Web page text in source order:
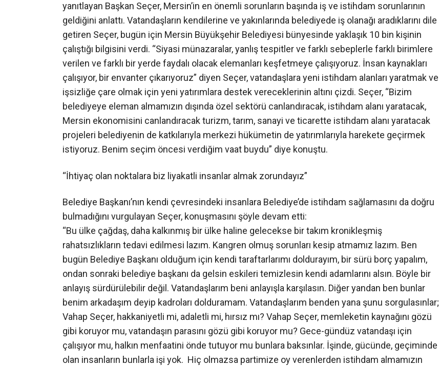
yanıtlayan Başkan Seçer, Mersin’in en önemli sorunların başında iş ve istihdam sorunlarının
geldiğini anlattı. Vatandaşların kendilerine ve yakınlarında belediyede iş olanağı aradıklarını dile
getiren Seçer, bugün için Mersin Büyükşehir Belediyesi bünyesinde yaklaşık 10 bin kişinin
çalıştığı bilgisini verdi. “Siyasi münazaralar, yanlış tespitler ve farklı sebeplerle farklı birimlere
verilen ve farklı bir yerde faydalı olacak elemanları keşfetmeye çalışıyoruz. İnsan kaynakları
çalışıyor, bir envanter çıkarıyoruz” diyen Seçer, vatandaşlara yeni istihdam alanları yaratmak ve
işsizliğe çare olmak için yeni yatırımlara destek vereceklerinin altını çizdi. Seçer, “Bizim
belediyeye eleman almamızın dışında özel sektörü canlandıracak, istihdam alanı yaratacak,
Mersin ekonomisini canlandıracak turizm, tarım, sanayi ve ticarette istihdam alanı yaratacak
projeleri belediyenin de katkılarıyla merkezi hükümetin de yatırımlarıyla harekete geçirmek
istiyoruz. Benim seçim öncesi verdiğim vaat buydu” diye konuştu.
“İhtiyaç olan noktalara biz liyakatli insanlar almak zorundayız”
Belediye Başkanı’nın kendi çevresindeki insanlara Belediye’de istihdam sağlamasını da doğru
bulmadığını vurgulayan Seçer, konuşmasını şöyle devam etti:
“Bu ülke çağdaş, daha kalkınmış bir ülke haline gelecekse bir takım kronikleşmiş
rahatsızlıkların tedavi edilmesi lazım. Kangren olmuş sorunları kesip atmamız lazım. Ben
bugün Belediye Başkanı olduğum için kendi taraftarlarımı doldurayım, bir sürü borç yapalım,
ondan sonraki belediye başkanı da gelsin eskileri temizlesin kendi adamlarını alsın. Böyle bir
anlayış sürdürülebilir değil. Vatandaşlarım beni anlayışla karşılasın. Diğer yandan ben bunlar
benim arkadaşım deyip kadroları dolduramam. Vatandaşlarım benden yana şunu sorgulasınlar;
Vahap Seçer, hakkaniyetli mi, adaletli mi, hırsız mı? Vahap Seçer, memleketin kaynağını gözü
gibi koruyor mu, vatandaşın parasını gözü gibi koruyor mu? Gece-gündüz vatandaşı için
çalışıyor mu, halkın menfaatini önde tutuyor mu bunlara baksınlar. İşinde, gücünde, geçiminde
olan insanların bunlarla işi yok. Hiç olmazsa partimize oy verenlerden istihdam almamızın